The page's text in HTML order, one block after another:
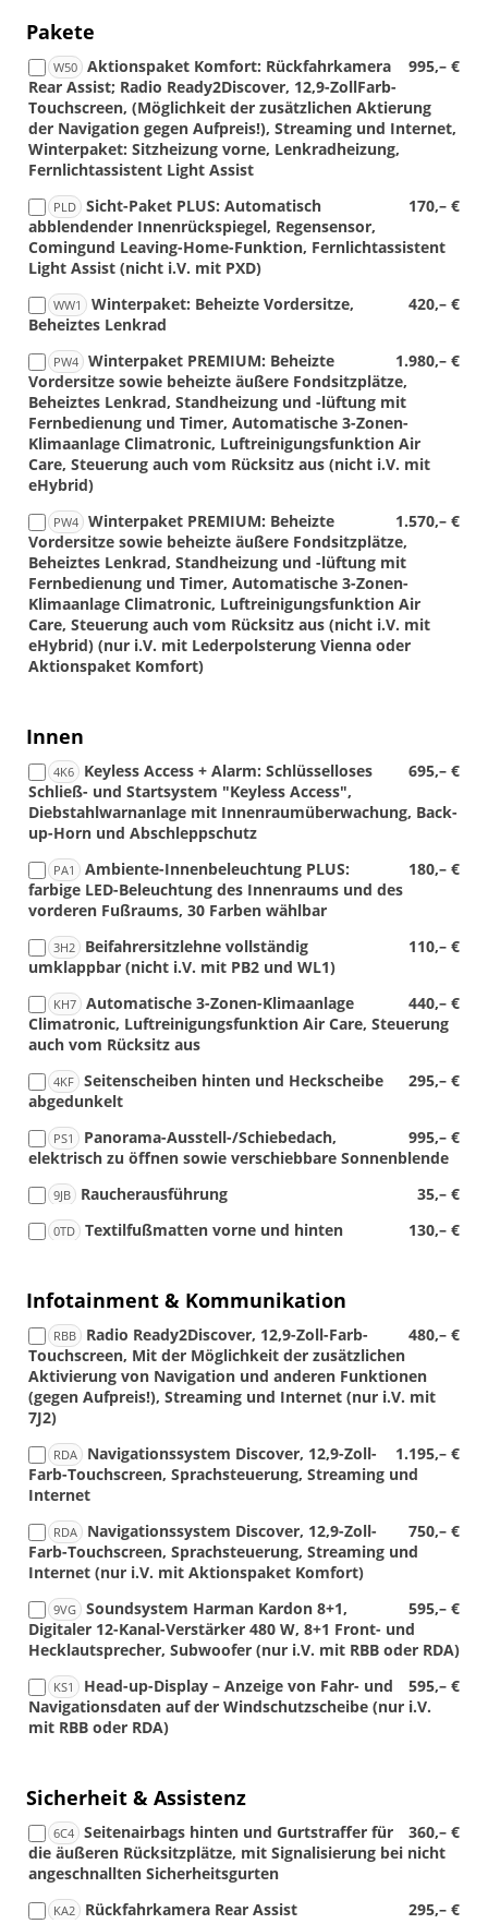
Pakete
W50 995,– €
Aktionspaket Komfort: Rückfahrkamera
Rear Assist; Radio Ready2Discover, 12,9-ZollFarb-
Touchscreen, (Möglichkeit der zusätzlichen Aktierung
der Navigation gegen Aufpreis!), Streaming und Internet,
Winterpaket: Sitzheizung vorne, Lenkradheizung,
Fernlichtassistent Light Assist
PLD 170,– €
Sicht-Paket PLUS: Automatisch
abblendender Innenrückspiegel, Regensensor,
Comingund Leaving-Home-Funktion, Fernlichtassistent
Light Assist (nicht i.V. mit PXD)
WW1 420,– €
Winterpaket: Beheizte Vordersitze,
Beheiztes Lenkrad
PW4 1.980,– €
Winterpaket PREMIUM: Beheizte
Vordersitze sowie beheizte äußere Fondsitzplätze,
Beheiztes Lenkrad, Standheizung und -lüftung mit
Fernbedienung und Timer, Automatische 3-Zonen-
Klimaanlage Climatronic, Luftreinigungsfunktion Air
Care, Steuerung auch vom Rücksitz aus (nicht i.V. mit
eHybrid)
PW4 1.570,– €
Winterpaket PREMIUM: Beheizte
Vordersitze sowie beheizte äußere Fondsitzplätze,
Beheiztes Lenkrad, Standheizung und -lüftung mit
Fernbedienung und Timer, Automatische 3-Zonen-
Klimaanlage Climatronic, Luftreinigungsfunktion Air
Care, Steuerung auch vom Rücksitz aus (nicht i.V. mit
eHybrid) (nur i.V. mit Lederpolsterung Vienna oder
Aktionspaket Komfort)
Innen
4K6 695,– €
Keyless Access + Alarm: Schlüsselloses
Schließ- und Startsystem "Keyless Access",
Diebstahlwarnanlage mit Innenraumüberwachung, Back-
up-Horn und Abschleppschutz
PA1 180,– €
Ambiente-Innenbeleuchtung PLUS:
farbige LED-Beleuchtung des Innenraums und des
vorderen Fußraums, 30 Farben wählbar
3H2 110,– €
Beifahrersitzlehne vollständig
umklappbar (nicht i.V. mit PB2 und WL1)
KH7 440,– €
Automatische 3-Zonen-Klimaanlage
Climatronic, Luftreinigungsfunktion Air Care, Steuerung
auch vom Rücksitz aus
4KF 295,– €
Seitenscheiben hinten und Heckscheibe
abgedunkelt
PS1 995,– €
Panorama-Ausstell-/Schiebedach,
elektrisch zu öffnen sowie verschiebbare Sonnenblende
9JB 35,– €
Raucherausführung
0TD 130,– €
Textilfußmatten vorne und hinten
Infotainment & Kommunikation
RBB 480,– €
Radio Ready2Discover, 12,9-Zoll-Farb-
Touchscreen, Mit der Möglichkeit der zusätzlichen
Aktivierung von Navigation und anderen Funktionen
(gegen Aufpreis!), Streaming und Internet (nur i.V. mit
7J2)
RDA 1.195,– €
Navigationssystem Discover, 12,9-Zoll-
Farb-Touchscreen, Sprachsteuerung, Streaming und
Internet
RDA 750,– €
Navigationssystem Discover, 12,9-Zoll-
Farb-Touchscreen, Sprachsteuerung, Streaming und
Internet (nur i.V. mit Aktionspaket Komfort)
9VG 595,– €
Soundsystem Harman Kardon 8+1,
Digitaler 12-Kanal-Verstärker 480 W, 8+1 Front- und
Hecklautsprecher, Subwoofer (nur i.V. mit RBB oder RDA)
KS1 595,– €
Head-up-Display – Anzeige von Fahr- und
Navigationsdaten auf der Windschutzscheibe (nur i.V.
mit RBB oder RDA)
Sicherheit & Assistenz
6C4 360,– €
Seitenairbags hinten und Gurtstraffer für
die äußeren Rücksitzplätze, mit Signalisierung bei nicht
angeschnallten Sicherheitsgurten
KA2 295,– €
Rückfahrkamera Rear Assist